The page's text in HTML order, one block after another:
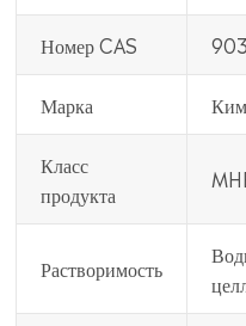
Номер CAS
Марка
Класс
продукта
Растворимость